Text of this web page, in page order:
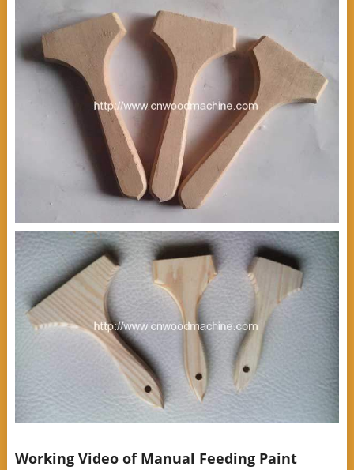
Working Video of Manual Feeding Paint